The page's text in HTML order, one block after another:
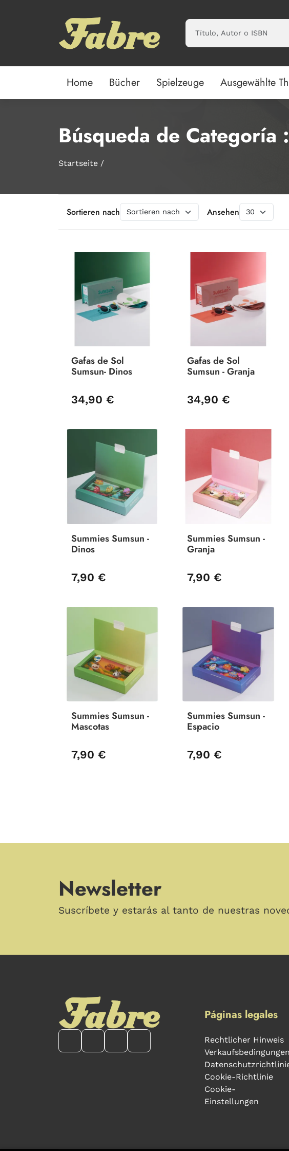
Home Bücher Spielzeuge Ausgewählte
Búsqueda de Categoría
Startseite
Sortieren nach Ansehen
Gafas de Sol
Sumsun- Dinos
34,90 €
Gafas de Sol
Sumsun - Granja
34,90 €
Summies Sumsun -
Dinos
7,90 €
Summies Sumsun -
Granja
7,90 €
Summies Sumsun -
Mascotas
7,90 €
Summies Sumsun -
Espacio
7,90 €
Newsletter
Suscríbete y estarás al tanto de nuestras
Páginas legales
Rechtlicher Hinweis
Verkaufsbedingungen
Cookie-Richtlinie
Cookie-
Einstellungen